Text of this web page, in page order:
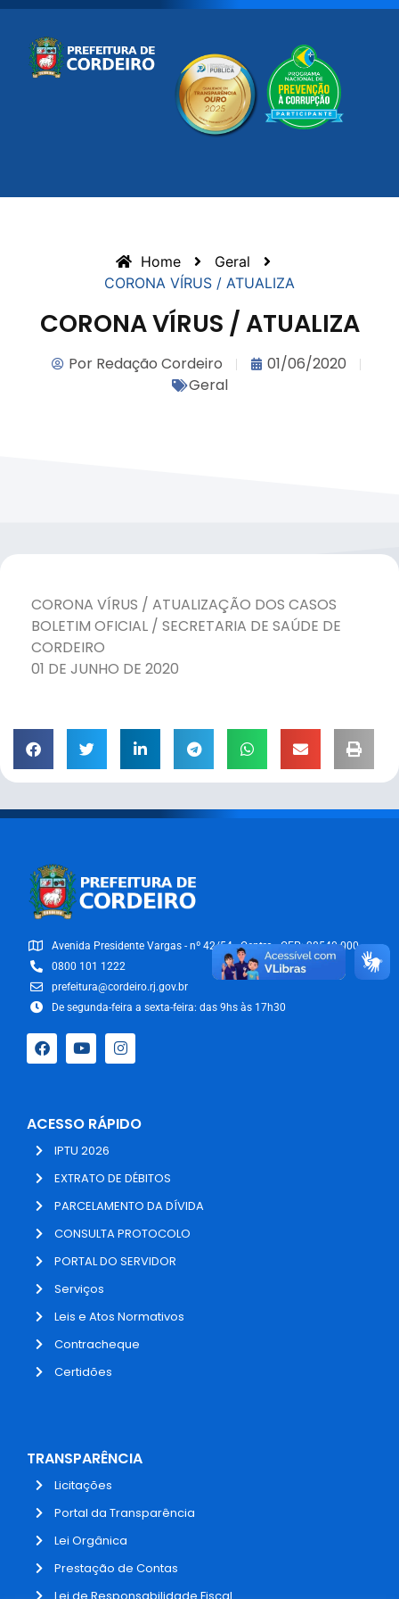
Home
Geral
CORONA VÍRUS / ATUALIZA
CORONA VÍRUS / ATUALIZA
Por Redação Cordeiro
01/06/2020
Geral
CORONA VÍRUS / ATUALIZAÇÃO DOS CASOS
BOLETIM OFICIAL / SECRETARIA DE SAÚDE DE
CORDEIRO
01 DE JUNHO DE 2020
Avenida Presidente Vargas - nº 42/54 - Centro - CEP: 28540-000
0800 101 1222
prefeitura@cordeiro.rj.gov.br
De segunda-feira a sexta-feira: das 9hs às 17h30
ACESSO RÁPIDO
IPTU 2026
EXTRATO DE DÉBITOS
PARCELAMENTO DA DÍVIDA
CONSULTA PROTOCOLO
PORTAL DO SERVIDOR
Serviços
Leis e Atos Normativos
Contracheque
Certidões
TRANSPARÊNCIA
Licitações
Portal da Transparência
Lei Orgânica
Prestação de Contas
Lei de Responsabilidade Fiscal